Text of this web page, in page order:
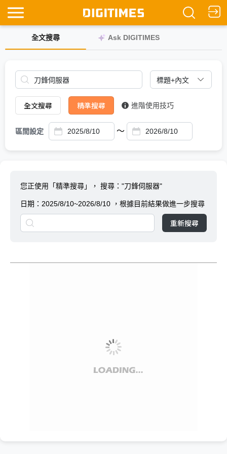
全文搜尋 Ask DIGITIMES
全文搜尋 精準搜尋 進階使用技巧
區間設定 ～
您正使用「精準搜尋」， 搜尋："刀鋒伺服器"
日期： 2025/8/10~2026/8/10 ，根據目前結果做進一步搜尋
重新搜尋